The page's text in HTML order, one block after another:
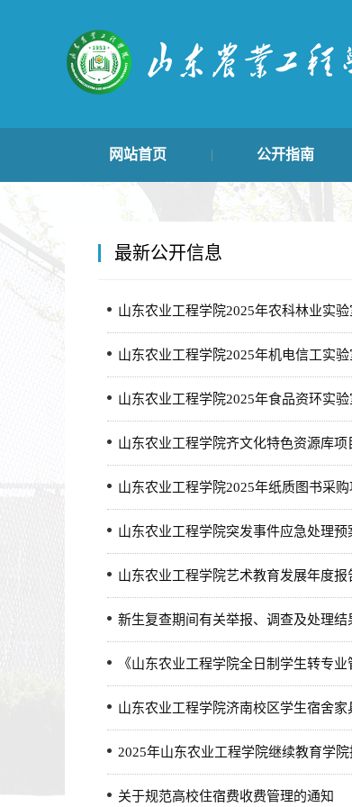
网站首页 公开指南
学生管理类 主动公开目录
最新公开信息
山东农业工程学院2025年农科林业实
山东农业工程学院2025年机电信工实
山东农业工程学院2025年食品资环实
山东农业工程学院齐文化特色资源库
山东农业工程学院2025年纸质图书采
山东农业工程学院突发事件应急处理预
山东农业工程学院艺术教育发展年度报
新生复查期间有关举报、调查及处理结
《山东农业工程学院全日制学生转专业
山东农业工程学院济南校区学生宿舍
2025年山东农业工程学院继续教育学
关于规范高校住宿费收费管理的通知